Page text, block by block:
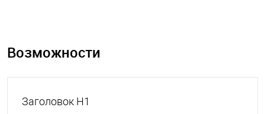
Возможности
Заголовок H1